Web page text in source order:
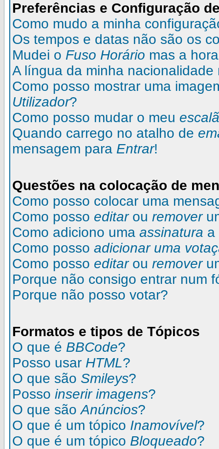
Preferências e Configuração
Como mudo a minha
Os tempos e datas não são os
Mudei o Fuso Horário mas a
A língua da minha
Como posso mostrar uma
Utilizador?
Como posso mudar o meu
Quando carrego no atalho de
mensagem para Entrar!
Questões na colocação de
Como posso colocar uma
Como posso editarou remover
Como adiciono uma assinatura a
Como posso adicionar uma
Como posso editarou remover
Porque não consigo entrar num
Porque não posso votar?
Formatos e tipos de Tópicos
O que é BBCode?
Posso usar HTML?
O que são Smileys?
Posso inserir imagens?
O que sãoAnúncios?
O que é um tópico Inamovível?
O que é um tópico Bloqueado?